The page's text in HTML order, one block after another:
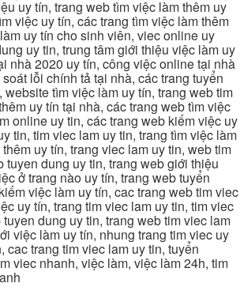
uy tín, trang web tìm việc làm thêm uy
việc uy tín, các trang tìm việc làm thêm
uy tín cho sinh viên, viec online uy
uy tin, trung tâm giới thiệu việc làm uy
nhà 2020 uy tín, công việc online tại nhà
lỗi chính tả tại nhà, các trang tuyển
tìm việc làm uy tín, trang web tim
uy tín tại nhà, các trang web tìm việc
online uy tin, các trang web kiếm việc uy
tin, tim viec lam uy tin, trang tìm việc làm
uy tín, trang viec lam uy tin, web tim
tuyen dung uy tin, trang web giới thiệu
ở trang nào uy tín, trang web tuyển
việc làm uy tín, cac trang web tim viec
uy tín, trang tim viec lam uy tin, tim viec
dung uy tin, trang web tim viec lam
việc làm uy tín, nhung trang tim viec uy
cac trang tim viec lam uy tin, tuyển
viec nhanh, việc làm, việc làm 24h, tim